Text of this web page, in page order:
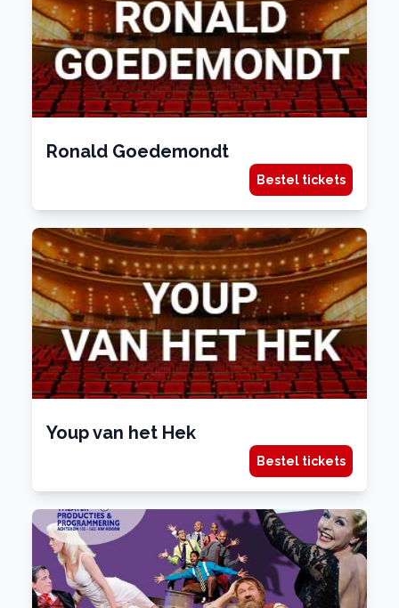
Ronald Goedemondt
Bestel tickets
Youp van het Hek
Bestel tickets